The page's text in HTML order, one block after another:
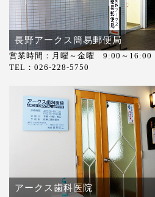
長野アークス簡易郵便局
営業時間：月曜～金曜 9:00～16:00
TEL：026-228-5750
アークス歯科医院